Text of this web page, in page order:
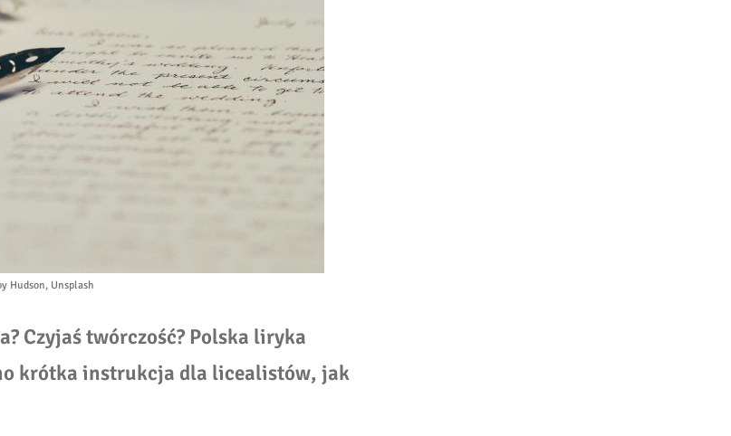
Hudson, Unsplash
Czyjaś twórczość? Polska liryka
krótka instrukcja dla licealistów, jak